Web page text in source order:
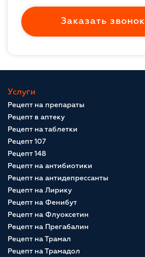
Заказать звонок
Услуги
Рецепт на препараты
Рецепт в аптеку
Рецепт на таблетки
Рецепт 107
Рецепт 148
Рецепт на антибиотики
Рецепт на антидепрессанты
Рецепт на Лирику
Рецепт на Фенибут
Рецепт на Флуоксетин
Рецепт на Прегабалин
Рецепт на Трамал
Рецепт на Трамадол